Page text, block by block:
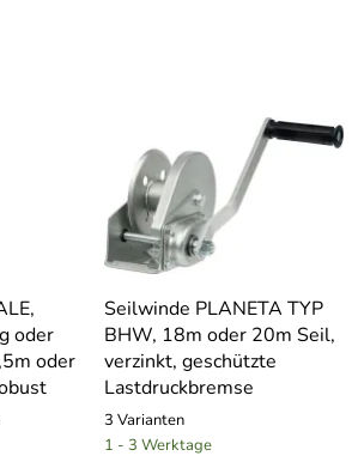
oder
oder
Seilwinde PLANETA TYP
BHW, 18m oder 20m Seil,
verzinkt, geschützte
Lastdruckbremse
3 Varianten
1 - 3 Werktage